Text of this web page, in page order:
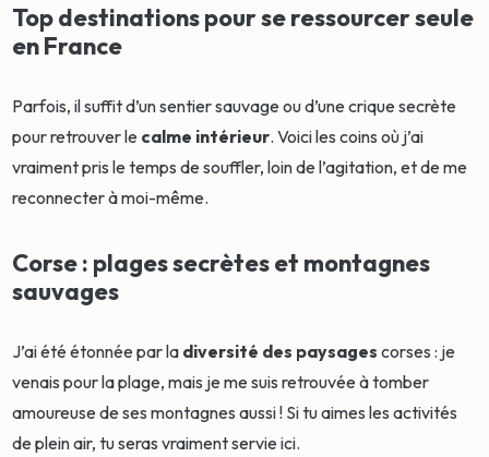
Top destinations pour se ressourcer seule
en France
Parfois, il suffit d’un sentier sauvage ou d’une crique secrète
pour retrouver le calme intérieur. Voici les coins où j’ai
vraiment pris le temps de souffler, loin de l’agitation, et de me
reconnecter à moi-même.
Corse : plages secrètes et montagnes
sauvages
J’ai été étonnée par la diversité des paysages corses : je
venais pour la plage, mais je me suis retrouvée à tomber
amoureuse de ses montagnes aussi ! Si tu aimes les activités
de plein air, tu seras vraiment servie ici.